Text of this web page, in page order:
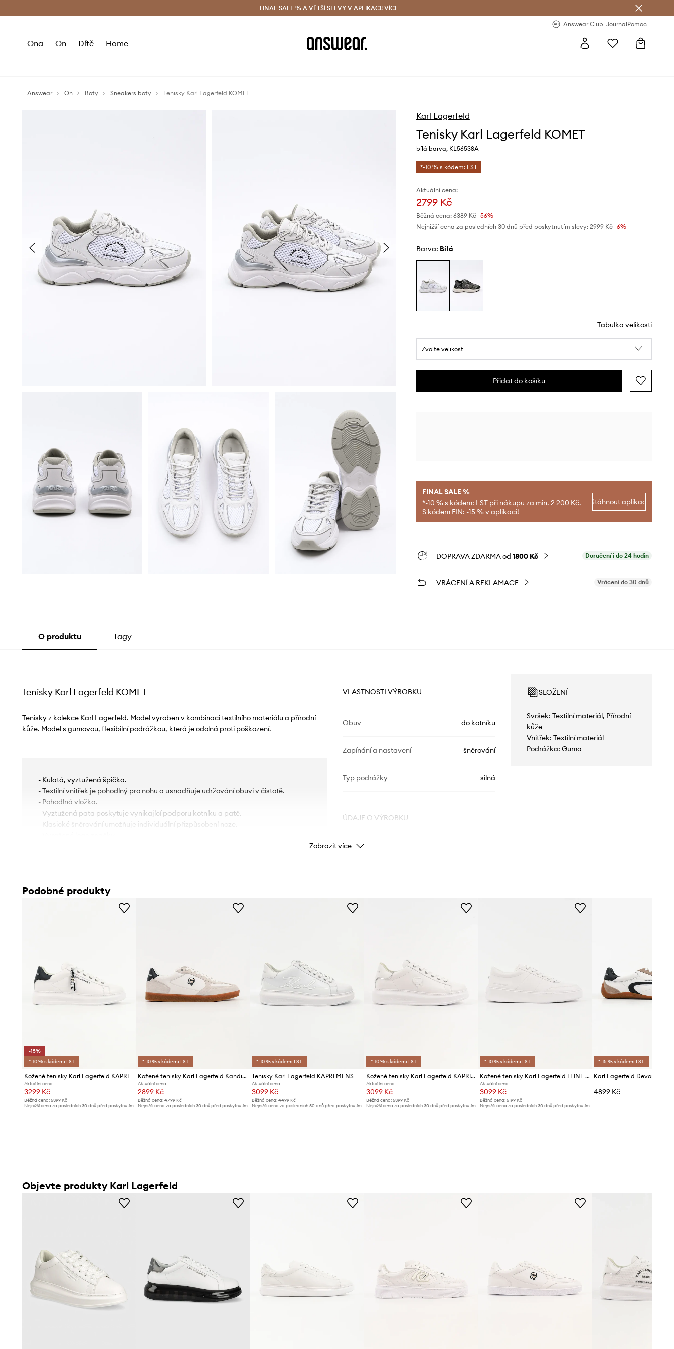
Doručení a vrácení zdarma (od 1800 Kč) Doručení i do 24 h
FINAL SALE % A VĚTŠÍ SLEVY V APLIKACI! VÍCE
Answear Club JournalPomoc
Ona On Dítě Home
Answear On Boty Sneakers boty Tenisky Karl Lagerfeld KOMET
Karl Lagerfeld
Tenisky Karl Lagerfeld KOMET
bílá barva, KL56538A
*-10 % s kódem: LST
Aktuální cena:
2799 Kč
Běžná cena: 6389 Kč-56%
Nejnižší cena za posledních 30 dnů před poskytnutím slevy: 2999 Kč -6%
Barva: bílá
Tabulka velikosti
Zvolte velikost
Přidat do košíku
FINAL SALE %
*-10 % s kódem: LST při nákupu za min. 2 200 Kč.
S kódem FIN: -15 % v aplikaci!
Stáhnout aplikaci
DOPRAVA ZDARMA od 1800 Kč Doručení i do 24 hodin
VRÁCENÍ A REKLAMACE Vrácení do 30 dnů
O produktu Tagy
Tenisky Karl Lagerfeld KOMET
Tenisky z kolekce Karl Lagerfeld. Model vyroben v kombinaci textilního materiálu a přírodní
kůže. Model s gumovou, flexibilní podrážkou, která je odolná proti poškození.
- Kulatá, vyztužená špička.
- Textilní vnitřek je pohodlný pro nohu a usnadňuje udržování obuvi v čistotě.
- Pohodlná vložka.
- Vyztužená pata poskytuje vynikající podporu kotníku a patě.
- Klasické šněrování umožňuje individuální přizpůsobení noze.
VLASTNOSTI VÝROBKU
Obuv do kotníku
Zapínání a nastavení šněrování
Typ podrážky silná
ÚDAJE O VÝROBKU
Kód výrobce
Značka Karl Lagerfeld
SLOŽENÍ
Svršek: Textilní materiál, Přírodní
kůže
Vnitřek: Textilní materiál
Podrážka: Guma
Zobrazit více
Podobné produkty
-15%
*-10 % s kódem: LST
Kožené tenisky Karl Lagerfeld KAPRI
Aktuální cena:
3299 Kč
Běžná cena: 5399 Kč
Nejnižší cena za posledních 30 dnů před poskytnutím
*-10 % s kódem: LST
Kožené tenisky Karl Lagerfeld Kandidate Nft
Aktuální cena:
2899 Kč
Běžná cena:4799 Kč
Nejnižší cena za posledních 30 dnů před poskytnutím
*-10 % s kódem: LST
Tenisky Karl Lagerfeld KAPRI MENS
Aktuální cena:
3099 Kč
Běžná cena: 4499 Kč
Nejnižší cena za posledních 30 dnů před poskytnutím
*-10 % s kódem: LST
Kožené tenisky Karl Lagerfeld KAPRI NFT
Aktuální cena:
3099 Kč
Běžná cena: 5399 Kč
Nejnižší cena za posledních 30 dnů před poskytnutím
*-10 % s kódem: LST
Kožené tenisky Karl Lagerfeld FLINT II
Aktuální cena:
3099 Kč
Běžná cena:5199 Kč
Nejnižší cena za posledních 30 dnů před poskytnutím
*-15 % s kódem: LST
4899 Kč
Objevte produkty Karl Lagerfeld